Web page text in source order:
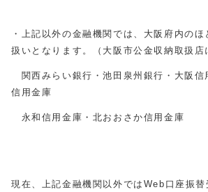
・上記以外の金融機関では、大阪府内のほ
扱いとなります。（大阪市公金収納取扱店
関西みらい銀行・池田泉州銀行・大阪信
信用金庫
永和信用金庫・北おおさか信用金庫
現在、上記金融機関以外ではWeb口座振